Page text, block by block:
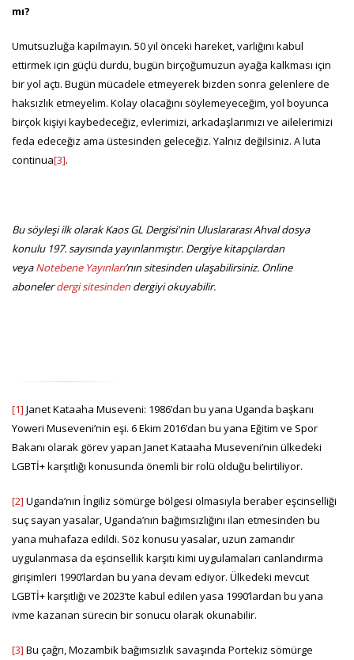
mı?
Umutsuzluğa kapılmayın. 50 yıl önceki hareket, varlığını kabul
ettirmek için güçlü durdu, bugün birçoğumuzun ayağa kalkması için
bir yol açtı. Bugün mücadele etmeyerek bizden sonra gelenlere de
haksızlık etmeyelim. Kolay olacağını söylemeyeceğim, yol boyunca
birçok kişiyi kaybedeceğiz, evlerimizi, arkadaşlarımızı ve ailelerimizi
feda edeceğiz ama üstesinden geleceğiz. Yalnız değilsiniz. A luta
continua[3].
Bu söyleşi ilk olarak Kaos GL Dergisi'nin Uluslararası Ahval dosya
konulu 197. sayısında yayınlanmıştır. Dergiye kitapçılardan
veyaNotebene Yayınları’nın sitesinden ulaşabilirsiniz. Online
abonelerdergi sitesindendergiyi okuyabilir.
[1] Janet Kataaha Museveni: 1986’dan bu yana Uganda başkanı
Yoweri Museveni’nin eşi. 6 Ekim 2016’dan bu yana Eğitim ve Spor
Bakanı olarak görev yapan Janet Kataaha Museveni’nin ülkedeki
LGBTİ+ karşıtlığı konusunda önemli bir rolü olduğu belirtiliyor.
[2] Uganda’nın İngiliz sömürge bölgesi olmasıyla beraber eşcinselliği
suç sayan yasalar, Uganda’nın bağımsızlığını ilan etmesinden bu
yana muhafaza edildi. Söz konusu yasalar, uzun zamandır
uygulanmasa da eşcinsellik karşıtı kimi uygulamaları canlandırma
girişimleri 1990’lardan bu yana devam ediyor. Ülkedeki mevcut
LGBTİ+ karşıtlığı ve 2023’te kabul edilen yasa 1990’lardan bu yana
ivme kazanan sürecin bir sonucu olarak okunabilir.
[3] Bu çağrı, Mozambik bağımsızlık savaşında Portekiz sömürge